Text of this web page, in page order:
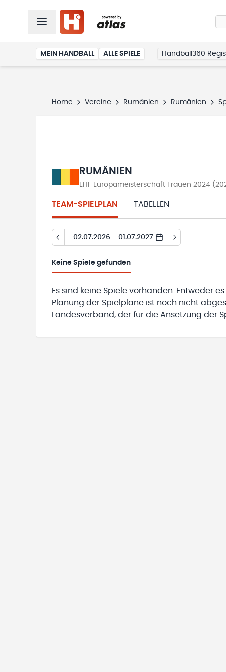
MEIN HANDBALL ALLE SPIELE Handball360
Home Vereine Rumänien Rumänien
RUMÄNIEN
EHF Europameisterschaft Frauen 2024
TEAM-SPIELPLAN TABELLEN
02.07.2026 - 01.07.2027
Keine Spiele gefunden
Es sind keine Spiele vorhanden. Entweder
Planung der Spielpläne ist noch nicht
Landesverband, der für die Ansetzung der